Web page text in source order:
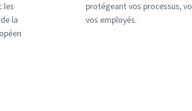
les
la
protégeant vos processus,
vos employés.
Informations supplémentaires
Société
Informations supplémentaires
Société